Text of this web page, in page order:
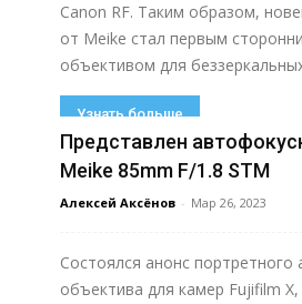
Canon RF. Таким образом,
от Meike стал первым
объективом для
Узнать больше
Представлен
Meike 85mm F/1.8 STM
Алексей Аксёнов - Мар 26, 2023
Состоялся анонс портретного
объектива для камер Fujifilm